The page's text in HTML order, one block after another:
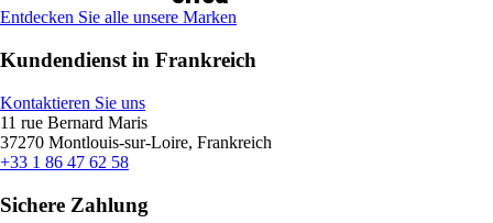
Entdecken Sie alle unsere Marken
Kundendienst in Frankreich
Kontaktieren Sie uns
11 rue Bernard Maris
37270 Montlouis-sur-Loire, Frankreich
+33 1 86 47 62 58
Sichere Zahlung